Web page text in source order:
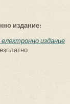
издание:
издание